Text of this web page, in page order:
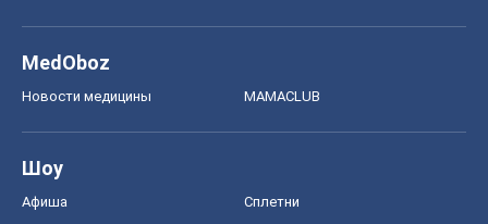
MedOboz
Новости медицины MAMACLUB
Шоу
Афиша Сплетни